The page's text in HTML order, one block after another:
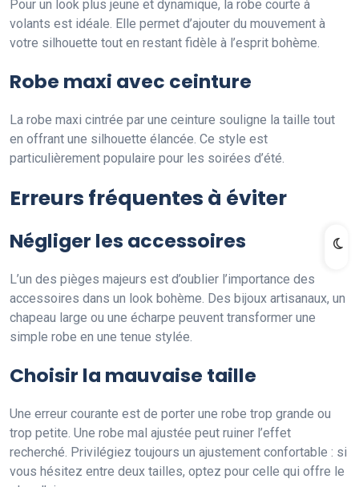
Pour un look plus jeune et dynamique, la robe courte à
volants est idéale. Elle permet d’ajouter du mouvement à
votre silhouette tout en restant fidèle à l’esprit bohème.
Robe maxi avec ceinture
La robe maxi cintrée par une ceinture souligne la taille tout
en offrant une silhouette élancée. Ce style est
particulièrement populaire pour les soirées d’été.
Erreurs fréquentes à éviter
Négliger les accessoires
L’un des pièges majeurs est d’oublier l’importance des
accessoires dans un look bohème. Des bijoux artisanaux, un
chapeau large ou une écharpe peuvent transformer une
simple robe en une tenue stylée.
Choisir la mauvaise taille
Une erreur courante est de porter une robe trop grande ou
trop petite. Une robe mal ajustée peut ruiner l’effet
recherché. Privilégiez toujours un ajustement confortable : si
vous hésitez entre deux tailles, optez pour celle qui offre le